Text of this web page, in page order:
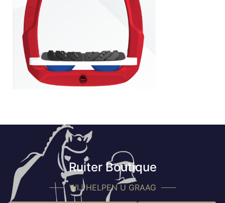
Ruiter Boutique
WIJ HELPEN U GRAAG